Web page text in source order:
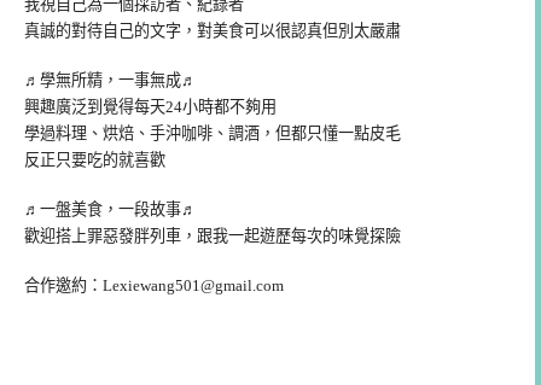
我視自己為一個採訪者、紀錄者
真誠的對待自己的文字，對美食可以很認真但別太嚴肅
♬學無所精，一事無成♬
興趣廣泛到覺得每天24小時都不夠用
學過料理、烘焙、手沖咖啡、調酒，但都只懂一點皮毛
反正只要吃的就喜歡
♬一盤美食，一段故事♬
歡迎搭上罪惡發胖列車，跟我一起遊歷每次的味覺探險
合作邀約： Lexiewang501@gmail.com